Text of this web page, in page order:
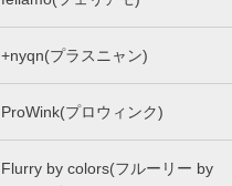
+nyqn(プラスニャン)
ProWink(プロウィンク)
Flurry by colors(フルーリー by